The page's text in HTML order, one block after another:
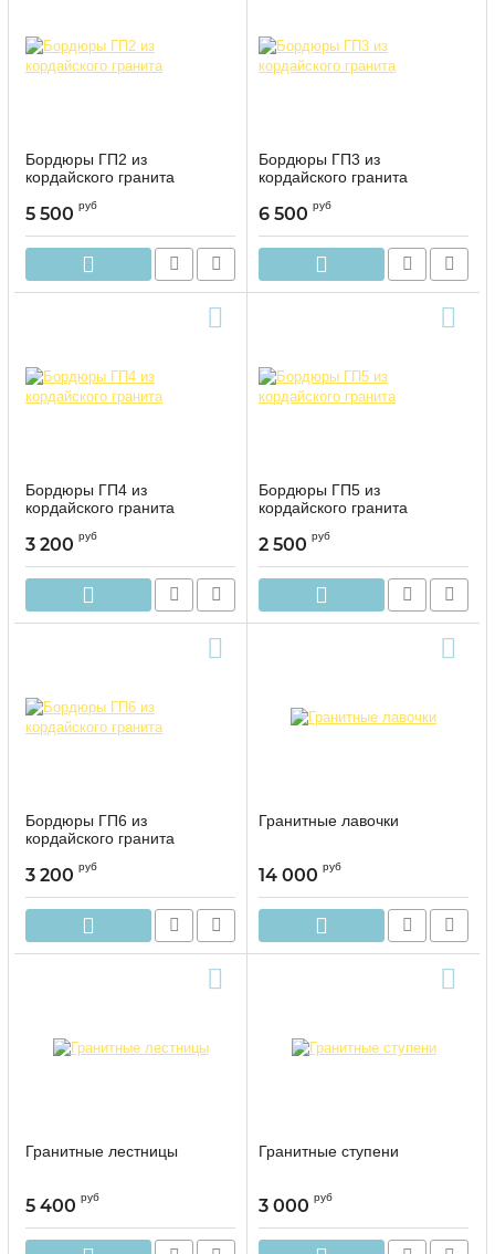
Бордюры ГП2 из
кордайского гранита
5 500 руб
Бордюры ГП3 из
кордайского гранита
6 500 руб
Бордюры ГП4 из
кордайского гранита
3 200 руб
Бордюры ГП5 из
кордайского гранита
2 500 руб
Бордюры ГП6 из
кордайского гранита
3 200 руб
Гранитные лавочки
14 000 руб
Гранитные лестницы
5 400 руб
Гранитные ступени
3 000 руб